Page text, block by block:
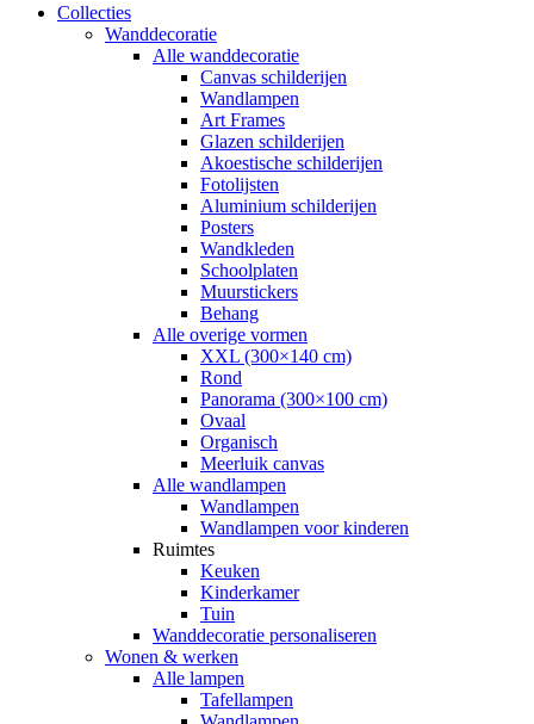
Collecties
Wanddecoratie
Alle wanddecoratie
Canvas schilderijen
Wandlampen
Art Frames
Glazen schilderijen
Akoestische schilderijen
Fotolijsten
Aluminium schilderijen
Posters
Wandkleden
Schoolplaten
Muurstickers
Behang
Alle overige vormen
XXL (300×140 cm)
Rond
Panorama (300×100 cm)
Ovaal
Organisch
Meerluik canvas
Alle wandlampen
Wandlampen
Wandlampen voor kinderen
Ruimtes
Keuken
Kinderkamer
Tuin
Wanddecoratie personaliseren
Wonen & werken
Alle lampen
Tafellampen